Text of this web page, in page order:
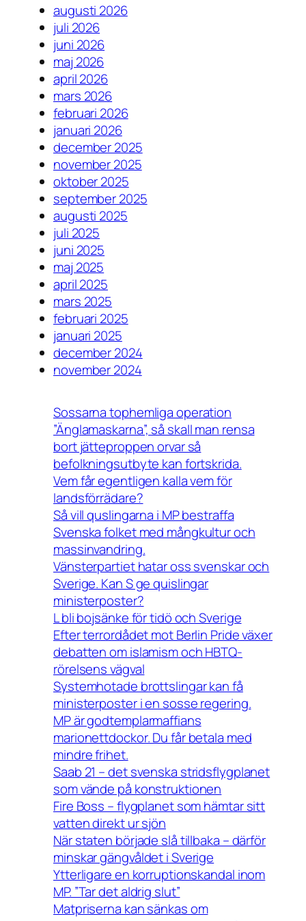
augusti 2026
juli 2026
juni 2026
maj 2026
april 2026
mars 2026
februari 2026
januari 2026
december 2025
november 2025
oktober 2025
september 2025
augusti 2025
juli 2025
juni 2025
maj 2025
april 2025
mars 2025
februari 2025
januari 2025
december 2024
november 2024
Sossarna tophemliga operation
”Änglamaskarna”, så skall man rensa
bort jätteproppen orvar så
befolkningsutbyte kan fortskrida.
Vem får egentligen kalla vem för
landsförrädare?
Så vill quslingarna i MP bestraffa
Svenska folket med mångkultur och
massinvandring.
Vänsterpartiet hatar oss svenskar och
Sverige. Kan S ge quislingar
ministerposter?
L bli bojsänke för tidö och Sverige
Efter terrordådet mot Berlin Pride växer
debatten om islamism och HBTQ-
rörelsens vägval
Systemhotade brottslingar kan få
ministerposter i en sosse regering.
MP är godtemplarmaffians
marionettdockor. Du får betala med
mindre frihet.
Saab 21 – det svenska stridsflygplanet
som vände på konstruktionen
Fire Boss – flygplanet som hämtar sitt
vatten direkt ur sjön
När staten började slå tillbaka – därför
minskar gängvåldet i Sverige
Ytterligare en korruptionskandal inom
MP. ”Tar det aldrig slut”
Matpriserna kan sänkas om